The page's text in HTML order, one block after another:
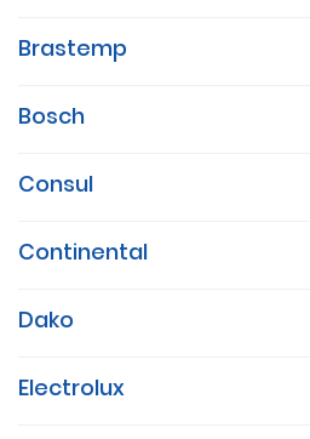
Brastemp
Bosch
Consul
Continental
Dako
Electrolux